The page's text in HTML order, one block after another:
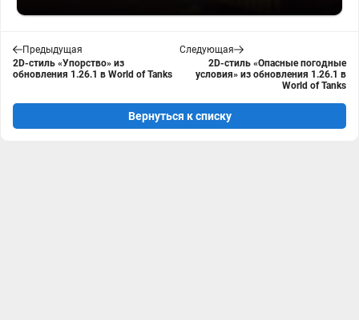
Предыдущая
2D-стиль «Упорство» из
обновления 1.26.1 в World of Tanks
Следующая
2D-стиль «Опасные погодные
условия» из обновления 1.26.1 в
World of Tanks
Вернуться к списку